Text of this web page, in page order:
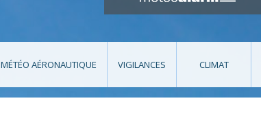
MÉTÉO AÉRONAUTIQUE VIGILANCES CLIMAT